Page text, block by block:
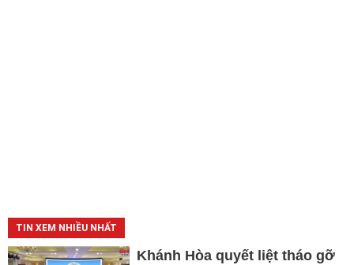
TIN XEM NHIỀU NHẤT
Khánh Hòa quyết liệt tháo gỡ